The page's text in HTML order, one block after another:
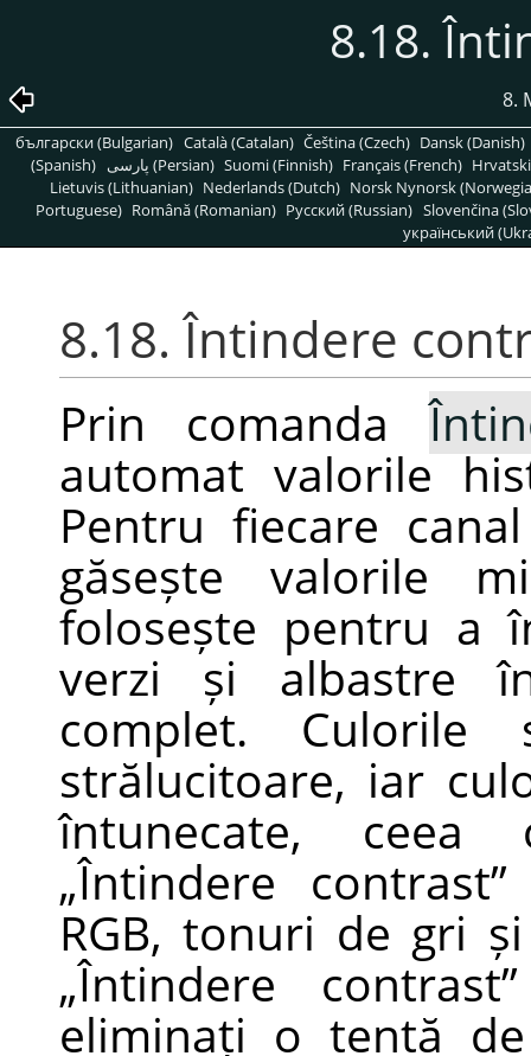
8.18.
8.
български (Bulgarian) Català (Catalan) Čeština (Czech) Dansk (Danish)
(Spanish)
پارسی (Persian) Suomi (Finnish) Français (French)
Lietuvis (Lithuanian) Nederlands (Dutch) Norsk Nynorsk
Portuguese) Română (Romanian) Pусский (Russian) Slovenčina
український
8.18. Întindere
Prin comanda
automat valorile
Pentru fiecare
găsește valorile
folosește pentru a
verzi și albastre
complet. Culorile
strălucitoare, iar
întunecate, ceea
„Întindere contrast”
RGB, tonuri de gri
„Întindere contrast”
eliminați o tentă